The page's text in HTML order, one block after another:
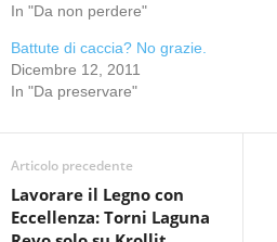
In "Da non perdere"
Battute di caccia? No grazie.
Dicembre 12, 2011
In "Da preservare"
Articolo precedente
Lavorare il Legno con
Eccellenza: Torni Laguna